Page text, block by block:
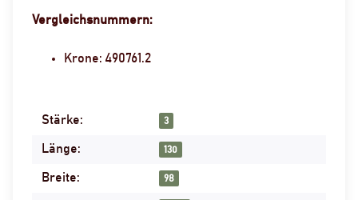
Vergleichsnummern:
Krone: 490761.2
Produkteigenschaft
Wert
Stärke: 3
Länge: 130
Breite: 98